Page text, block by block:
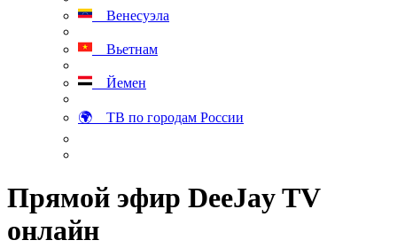
Венесуэла
Вьетнам
Йемен
🌍 ТВ по городам России
Прямой эфир DeeJay TV
онлайн